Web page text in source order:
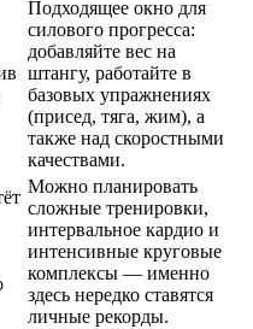
Подходящее окно для
силового прогресса:
добавляйте вес на
штангу, работайте в
базовых упражнениях
(присед, тяга, жим), а
также над скоростными
качествами.
Можно планировать
сложные тренировки,
интервальное кардио и
интенсивные круговые
комплексы — именно
здесь нередко ставятся
личные рекорды.